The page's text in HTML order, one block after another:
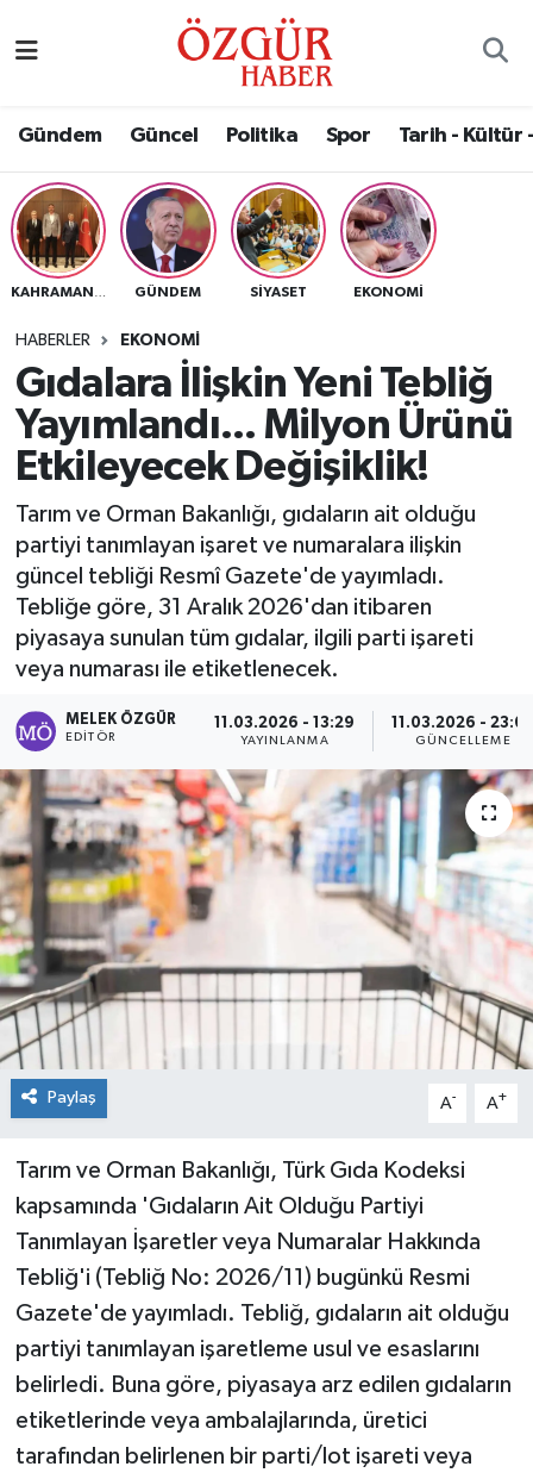
Gündem Güncel Politika Spor Tarih - Kültür
GÜNDEM SIYASET EKONOMI
HABERLER EKONOMI
Gıdalara İlişkin Yeni Tebliğ
Yayımlandı... Milyon Ürünü
Etkileyecek Değişiklik!
Tarım ve Orman Bakanlığı, gıdaların ait olduğu
partiyi tanımlayan işaret ve numaralara ilişkin
güncel tebliği Resmî Gazete'de yayımladı.
Tebliğe göre, 31 Aralık 2026'dan itibaren
piyasaya sunulan tüm gıdalar, ilgili parti işareti
veya numarası ile etiketlenecek.
MELEK ÖZGÜR
EDITÖR
11.03.2026 - 13:29
YAYINLANMA
11.03.2026 -
GÜNCELLEME
Paylaş A- A+
Tarım ve Orman Bakanlığı, Türk Gıda Kodeksi
kapsamında 'Gıdaların Ait Olduğu Partiyi
Tanımlayan İşaretler veya Numaralar Hakkında
Tebliğ'i (Tebliğ No: 2026/11) bugünkü Resmi
Gazete'de yayımladı. Tebliğ, gıdaların ait olduğu
partiyi tanımlayan işaretleme usul ve esaslarını
belirledi. Buna göre, piyasaya arz edilen gıdaların
etiketlerinde veya ambalajlarında, üretici
tarafından belirlenen bir parti/lot işareti veya
Eğitim
Ekonomi
Güncel
Gündem
Magazin
Politika
Sağlık
Spor
Nöbetçi Eczaneler
Namaz Vakitleri
Trafik Durumu
Süper Lig Puan Durumu ve Fikstür
Tüm Manşetler
Son Dakika Haberleri
Haber Arşivi